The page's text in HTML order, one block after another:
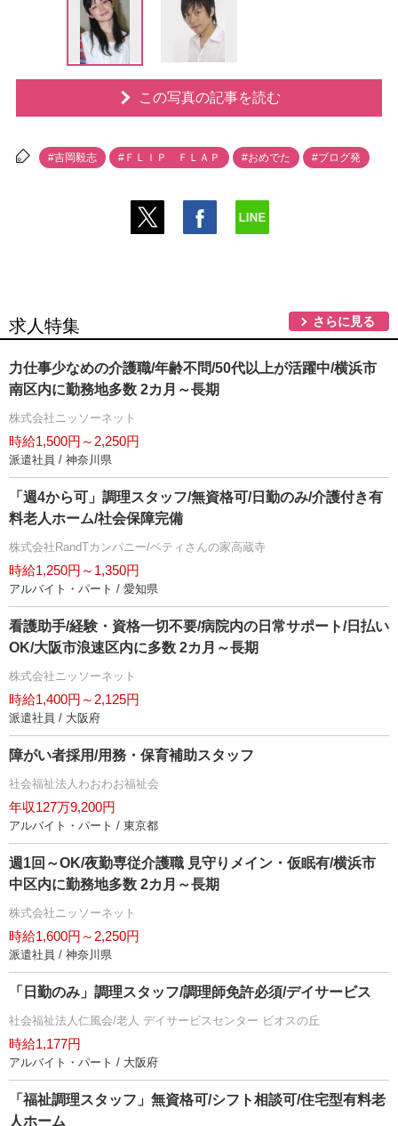
この写真の記事を読む
#吉岡毅志 #ＦＬＩＰ ＦＬＡＰ #おめでた #ブログ発
求人特集 さらに見る
力仕事少なめの介護職/年齢不問/50代以上が活躍中/横浜市
南区内に勤務地多数 2カ月～長期
株式会社ニッソーネット
時給1,500円～2,250円
派遣社員 / 神奈川県
「週4から可」調理スタッフ/無資格可/日勤のみ/介護付き有
料老人ホーム/社会保障完備
株式会社RandTカンパニー/ベティさんの家高蔵寺
時給1,250円～1,350円
アルバイト・パート / 愛知県
看護助手/経験・資格一切不要/病院内の日常サポート/日払い
OK/大阪市浪速区内に多数 2カ月～長期
株式会社ニッソーネット
時給1,400円～2,125円
派遣社員 / 大阪府
障がい者採用/用務・保育補助スタッフ
社会福祉法人わおわお福祉会
年収127万9,200円
アルバイト・パート / 東京都
週1回～OK/夜勤専従介護職 見守りメイン・仮眠有/横浜市
中区内に勤務地多数 2カ月～長期
株式会社ニッソーネット
時給1,600円～2,250円
派遣社員 / 神奈川県
「日勤のみ」調理スタッフ/調理師免許必須/デイサービス
社会福祉法人仁風会/老人 デイサービスセンター ビオスの丘
時給1,177円
アルバイト・パート / 大阪府
「福祉調理スタッフ」無資格可/シフト相談可/住宅型有料老
人ホーム